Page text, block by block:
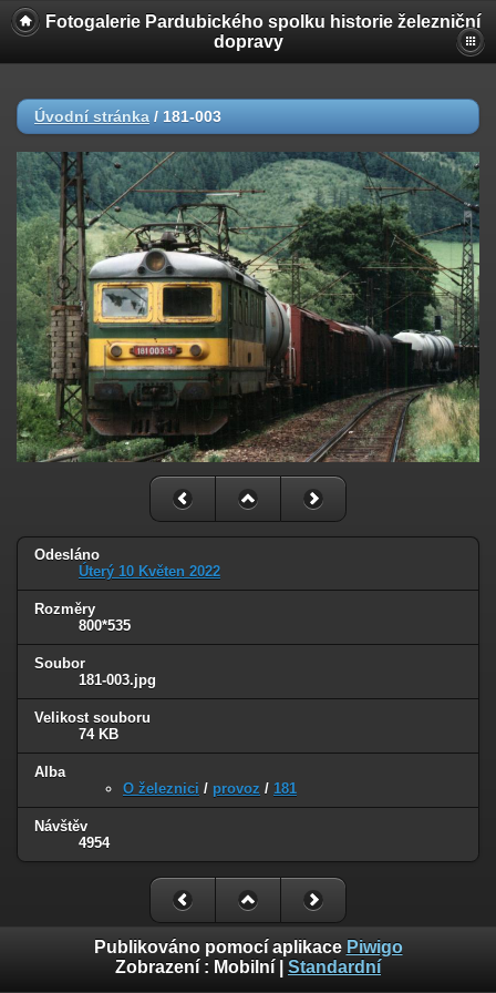
Fotogalerie Pardubického spolku historie železniční
dopravy
Úvodní stránka / 181-003
Odesláno
Úterý 10 Květen 2022
Rozměry
800*535
Soubor
181-003.jpg
Velikost souboru
74 KB
Alba
O železnici / provoz / 181
Návštěv
4954
Publikováno pomocí aplikace Piwigo
Zobrazení : Mobilní Standardní